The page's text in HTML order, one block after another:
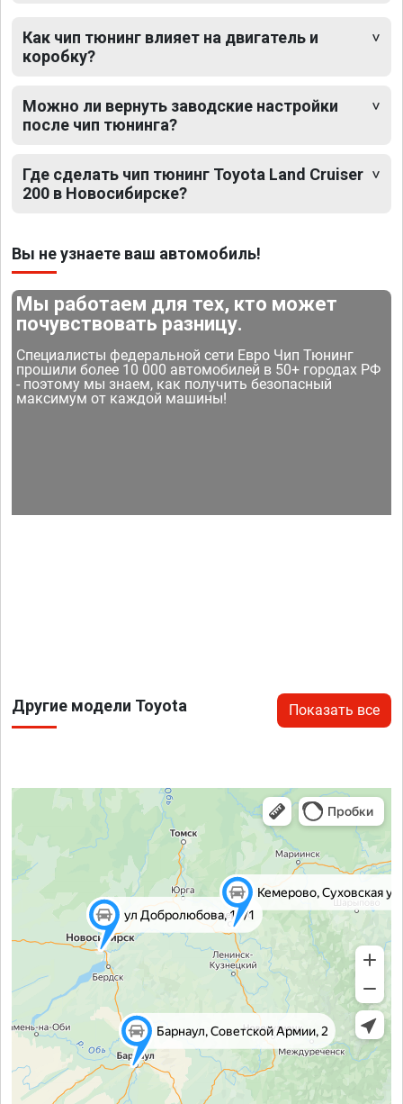
Как чип тюнинг влияет на двигатель и
коробку?
Можно ли вернуть заводские настройки
после чип тюнинга?
Где сделать чип тюнинг Toyota Land Cruiser
200 в Новосибирске?
Вы не узнаете ваш автомобиль!
Мы работаем для тех, кто может
почувствовать разницу.
Специалисты федеральной сети Евро Чип Тюнинг
прошили более 10 000 автомобилей в 50+ городах РФ
- поэтому мы знаем, как получить безопасный
максимум от каждой машины!
Другие модели Toyota Показать все